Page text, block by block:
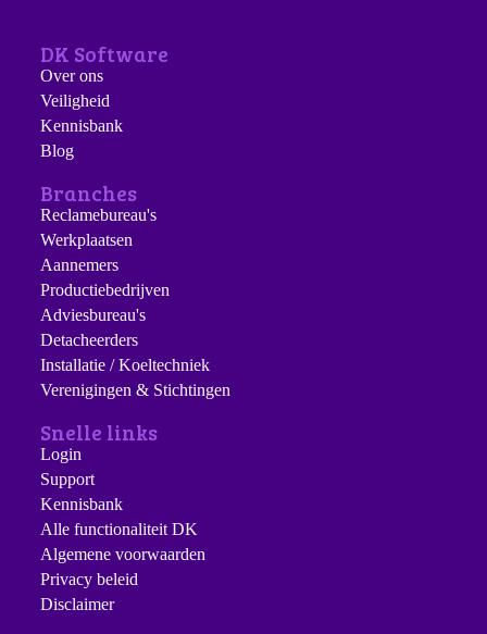
DK Software
Over ons
Veiligheid
Kennisbank
Blog
Branches
Reclamebureau's
Werkplaatsen
Aannemers
Productiebedrijven
Adviesbureau's
Detacheerders
Installatie / Koeltechniek
Verenigingen & Stichtingen
Snelle links
Login
Support
Kennisbank
Alle functionaliteit DK
Algemene voorwaarden
Privacy beleid
Disclaimer